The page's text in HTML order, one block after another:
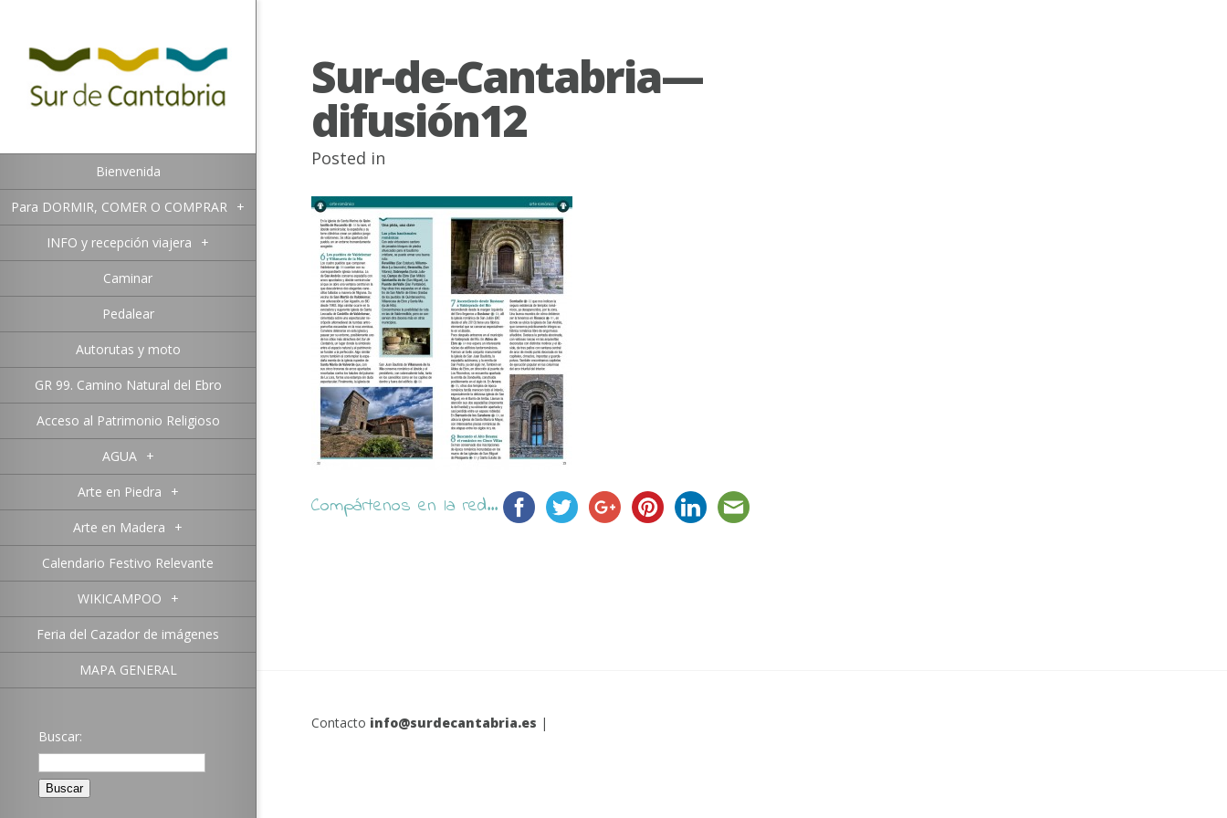
Bienvenida
Para DORMIR, COMER O COMPRAR +
INFO y recepción viajera +
Caminar
Pedalear
Autorutas y moto
GR 99. Camino Natural del Ebro
Acceso al Patrimonio Religioso
AGUA +
Arte en Piedra +
Arte en Madera +
Calendario Festivo Relevante
WIKICAMPOO +
Feria del Cazador de imágenes
MAPA GENERAL
Buscar:
Sur-de-Cantabria—
difusión12
Posted in
Compártenos en la red...
Contacto info@surdecantabria.es |